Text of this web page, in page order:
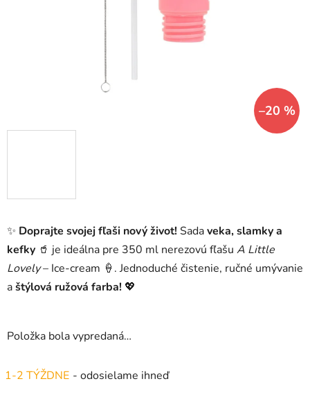
✨ Doprajte svojej fľaši nový život! Sadaveka, slamky a
kefky 🥤 je ideálna pre 350 ml nerezovú fľašu A Little
Lovely– Ice-cream 🍦. Jednoduché čistenie, ručné umývanie
aštýlová ružová farba! 💖
Položka bola vypredaná…
1-2 TÝŽDNE - odosielame ihneď
–20 %